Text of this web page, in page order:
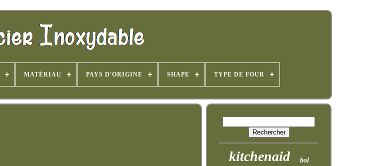
MATÉRIAU PAYS D'ORIGINE SHAPE TYPE DE FOUR
kitchenaid bol